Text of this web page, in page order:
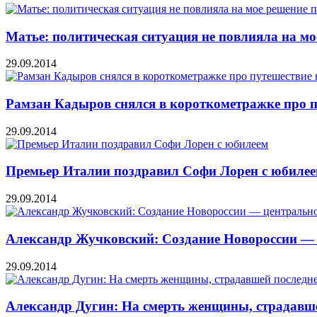
Матье: политическая ситуация не повлияла на
29.09.2014
Рамзан Кадыров снялся в короткометражке про
29.09.2014
Премьер Италии поздравил Софи Лорен с
29.09.2014
Александр Жучковский: Создание Новороссии —
29.09.2014
Александр Дугин: На смерть женщины,